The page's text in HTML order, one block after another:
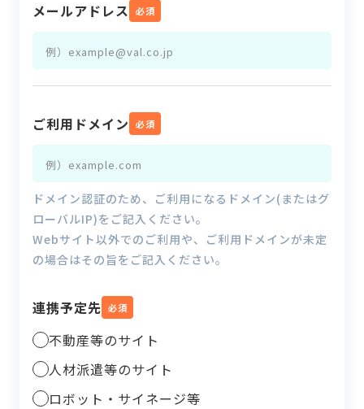
メールアドレス 必須
ご利用ドメイン 必須
ドメイン認証のため、ご利用になるドメイン(またはグ
ローバルIP)をご記入ください。
Webサイト以外でのご利用や、ご利用ドメインが未定
の場合はその旨をご記入ください。
連携予定先 必須
不動産等のサイト
人材派遣等のサイト
ロボット・サイネージ等